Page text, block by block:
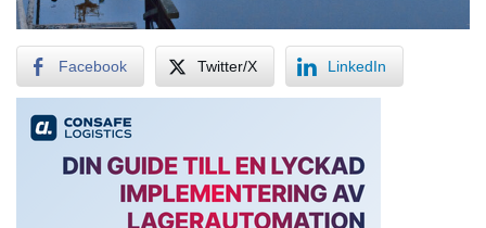
Facebook Twitter/X LinkedIn